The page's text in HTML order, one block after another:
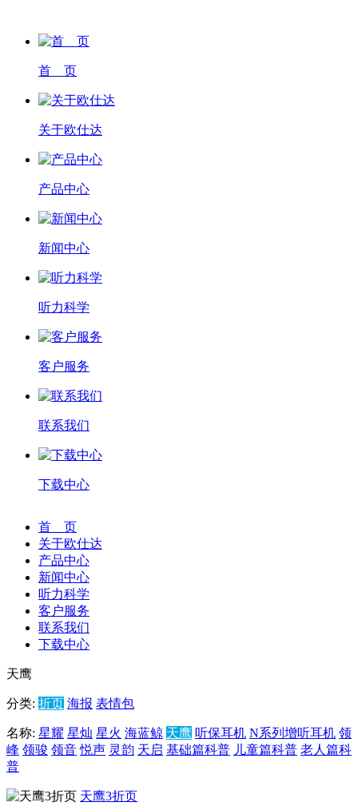
首 页
关于欧仕达
产品中心
新闻中心
听力科学
客户服务
联系我们
下载中心
首 页
关于欧仕达
产品中心
新闻中心
听力科学
客户服务
联系我们
下载中心
天鹰
分类: 折页 海报 表情包
名称: 星耀 星灿 星火 海蓝鲸 天鹰 听保耳机 N系列增听耳机 领
峰 领骏 领音 悦声 灵韵 天启 基础篇科普 儿童篇科普 老人篇科
普
天鹰3折页